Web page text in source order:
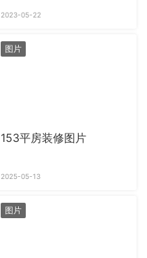
2023-05-22
图片
153平房装修图片
2025-05-13
图片